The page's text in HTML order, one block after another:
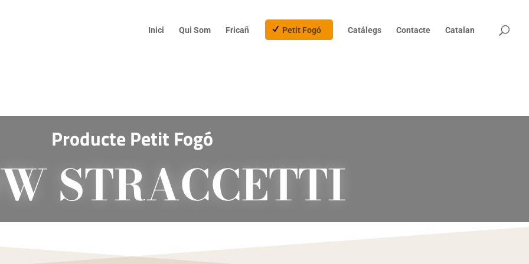
Inici Qui Som Fricañ Petit Fogó Catálegs Contacte Catalan
Producte Petit Fogó
STRACCETTI